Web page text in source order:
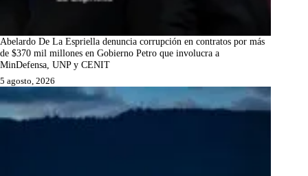
Abelardo De La Espriella denuncia corrupción en contratos por más
de $370 mil millones en Gobierno Petro que involucra a
MinDefensa, UNP y CENIT
5 agosto, 2026